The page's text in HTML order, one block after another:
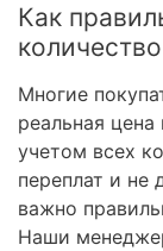
Как
Многие
реальная
учетом всех
переплат и не
важно
Наши